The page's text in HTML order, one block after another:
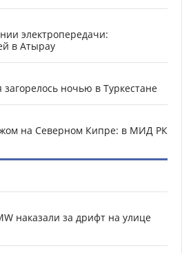
электропередачи:
в Атырау
ночью в Туркестане
на Северном Кипре: в МИД РК
наказали за дрифт на улице